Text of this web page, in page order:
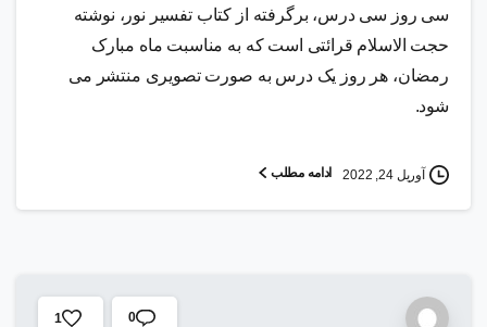
سی روز سی درس، برگرفته از کتاب تفسیر نور، نوشته
حجت الاسلام قرائتی است که به مناسبت ماه مبارک
رمضان، هر روز یک درس به صورت تصویری منتشر می
شود.
آوریل 24, 2022 ادامه مطلب
0
1